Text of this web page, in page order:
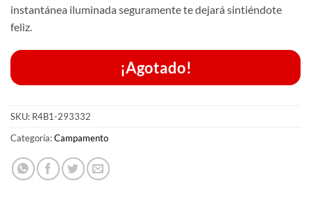
instantánea iluminada seguramente te dejará sintiéndote
feliz.
¡Agotado!
SKU: R4B1-293332
Categoría:Campamento